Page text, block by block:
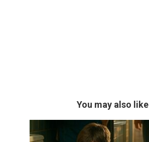
You may also like